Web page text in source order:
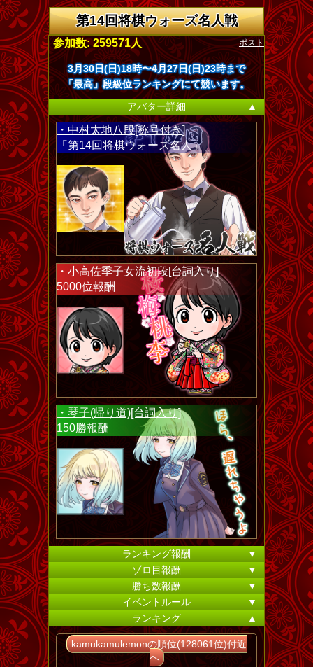
第14回将棋ウォーズ名人戦
ポスト
参加数: 259571人
3月30日(日)18時〜4月27日(日)23時まで
「最高」段級位ランキングにて競います。
アバター詳細
▲
・中村太地八段[称号付き]
「第14回将棋ウォーズ名人」
・小高佐季子女流初段[台詞入り]
5000位報酬
・琴子(帰り道)[台詞入り]
150勝報酬
ランキング報酬
▼
ゾロ目報酬
▼
勝ち数報酬
▼
イベントルール
▼
ランキング
▲
kamukamulemonの順位(128061位)付近
へ